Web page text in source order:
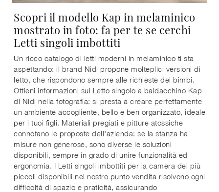
Scopri il modello Kap in melaminico
mostrato in foto: fa per te se cerchi
Letti singoli imbottiti
Un ricco catalogo di letti moderni in melaminico ti sta
aspettando: il brand Nidi propone molteplici versioni di
letto, che rispondono sempre alle richieste dei bimbi.
Ottieni informazioni sul Letto singolo a baldacchino Kap
di Nidi nella fotografia: si presta a creare perfettamente
un ambiente accogliente, bello e ben organizzato, ideale
per i tuoi figli. Materiali pregiati e pitture atossiche
connotano le proposte dell'azienda: se la stanza ha
misure non generose, sono diverse le soluzioni
disponibili, sempre in grado di unire funzionalità ed
ergonomia. I Letti singoli imbottiti per la camera dei più
piccoli disponibili nel nostro punto vendita risolvono ogni
difficoltà di spazio e praticità, assicurando